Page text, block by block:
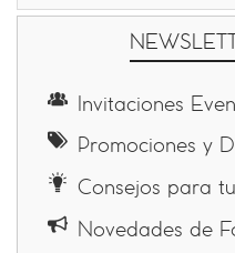
Invitaciones
Promociones y
Consejos para
Novedades de